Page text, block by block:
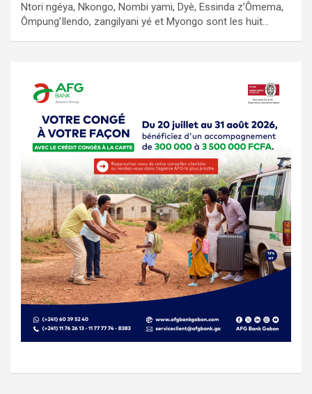
Ntori ngéya, Nkongo, Nombi yami, Dyè, Essinda z’Ômema,
Ômpung’Ilendo, zangilyani yé et Myongo sont les huit…